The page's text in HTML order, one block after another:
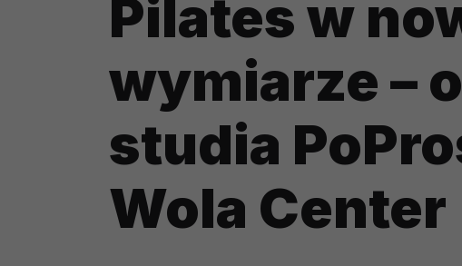
Pilates w
wymiarze –
studia
Wola Center